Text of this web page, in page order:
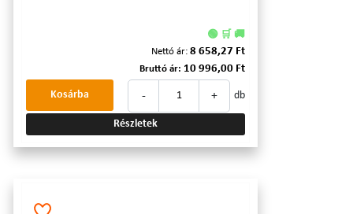
🟢 🛒 🚚
Nettó ár: 8 658,27 Ft
Bruttó ár: 10 996,00 Ft
- + db
Kosárba
Részletek